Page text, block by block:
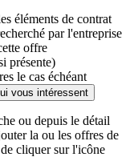
éléments de contrat
par l'entreprise
offre
présente)
le cas échéant
vous intéressent
ou depuis le détail
la ou les offres de
cliquer sur l'icône